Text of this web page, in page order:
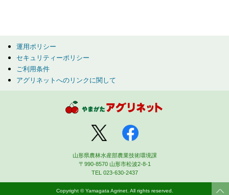
運用ポリシー
セキュリティーポリシー
ご利用条件
アグリネットへのリンクに関して
山形県農林水産部農業技術環境課
〒990-8570 山形市松波2-8-1
TEL 023-630-2437
Copyright © Yamagata Agrinet. All rights reserved.